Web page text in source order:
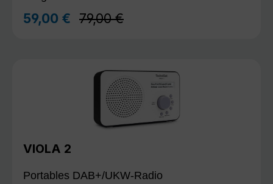
Verkaufspreis:
59,00 € Regulärer Preis:
79,00 €
VIOLA 2
Portables DAB+/UKW-Radio